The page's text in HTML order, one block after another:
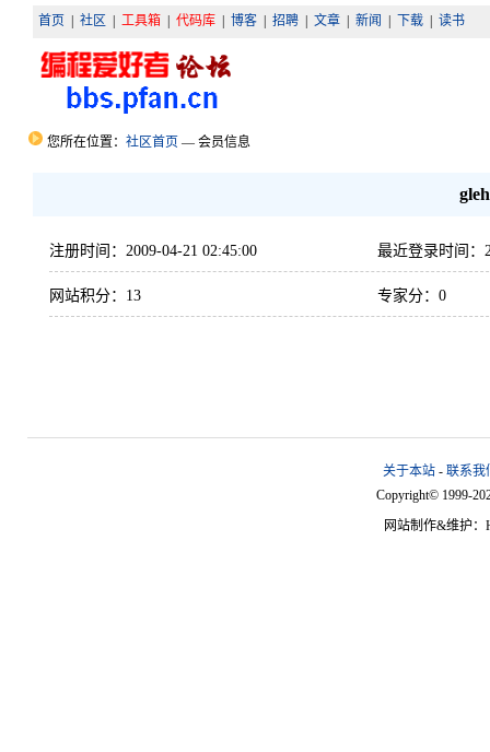
首页 社区 工具箱 代码库| 博客| 招聘| 文章| 新闻 下载| 读书
您所在位置： 社区首页 — 会员信息
注册时间：2009-04-21 02:45:00 最近登录时间：
网站积分：13 专家分：0
关于本站 - 联系我
Copyright© 1999-
网站制作&维护